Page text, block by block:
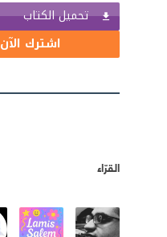
تحميل الكتاب
اشترك الآن
القرّاء